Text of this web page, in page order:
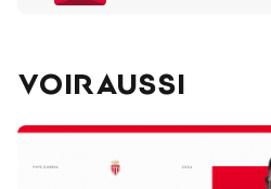
VOIR AUSSI